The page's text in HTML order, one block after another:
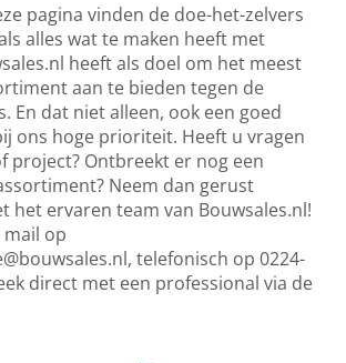
pagina vinden de doe-het-zelvers
alles wat te maken heeft met
heeft als doel om het meest
aan te bieden tegen de
En dat niet alleen, ook een goed
ons hoge prioriteit. Heeft u vragen
project? Ontbreekt er nog een
Neem dan gerust
het ervaren team van Bouwsales.nl!
mail op
, telefonisch op 0224-
direct met een professional via de